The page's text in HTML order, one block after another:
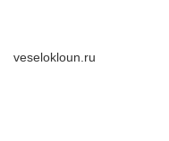
veselokloun.ru